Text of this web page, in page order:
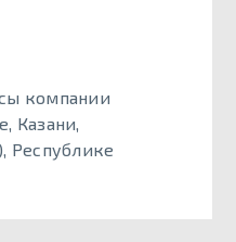
компании
Казани,
Республике